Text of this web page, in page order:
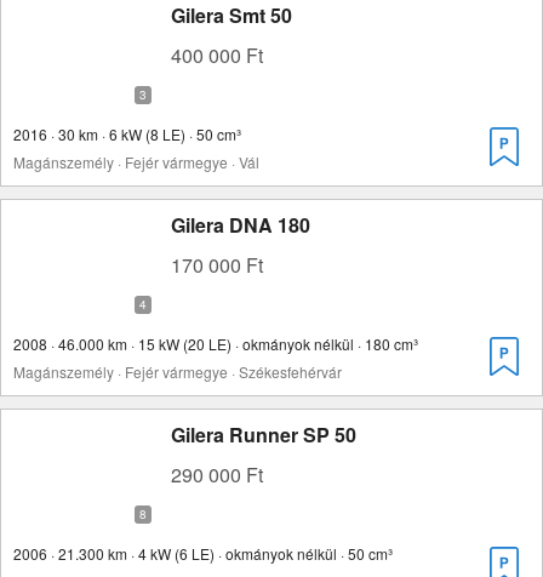
Gilera Smt 50
400 000 Ft
2016 · 30 km · 6 kW (8 LE) · 50 cm³
Magánszemély · Fejér vármegye · Vál
Gilera DNA 180
170 000 Ft
2008 · 46.000 km · 15 kW (20 LE) · okmányok nélkül · 180 cm³
Magánszemély · Fejér vármegye · Székesfehérvár
Gilera Runner SP 50
290 000 Ft
2006 · 21.300 km · 4 kW (6 LE) · okmányok nélkül · 50 cm³